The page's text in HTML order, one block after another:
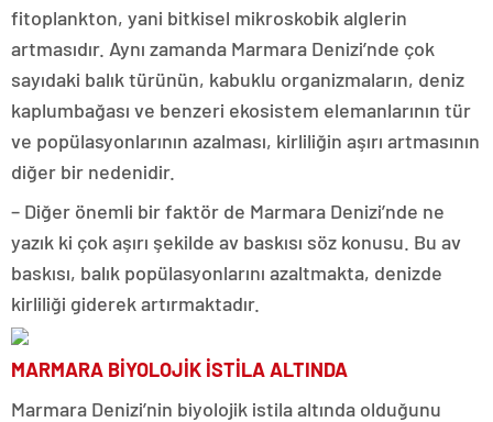
fitoplankton, yani bitkisel mikroskobik alglerin
artmasıdır. Aynı zamanda Marmara Denizi’nde çok
sayıdaki balık türünün, kabuklu organizmaların, deniz
kaplumbağası ve benzeri ekosistem elemanlarının tür
ve popülasyonlarının azalması, kirliliğin aşırı artmasının
diğer bir nedenidir.
– Diğer önemli bir faktör de Marmara Denizi’nde ne
yazık ki çok aşırı şekilde av baskısı söz konusu. Bu av
baskısı, balık popülasyonlarını azaltmakta, denizde
kirliliği giderek artırmaktadır.
MARMARA BİYOLOJİK İSTİLA ALTINDA
Marmara Denizi’nin biyolojik istila altında olduğunu